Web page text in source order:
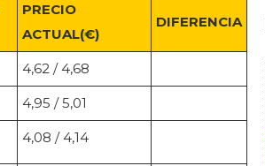
PRECIO
ACTUAL(€)
DIFERENCIA
4,62 / 4,68
4,95 / 5,01
4,08 / 4,14